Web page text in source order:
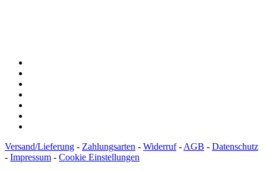
Versand/Lieferung - Zahlungsarten - Widerruf- AGB - Datenschutz
- Impressum - Cookie Einstellungen